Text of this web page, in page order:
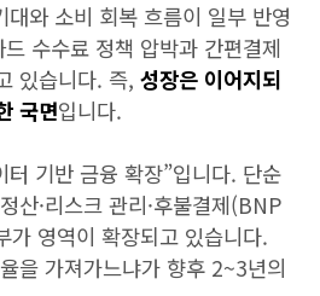
와 소비 회복 흐름이 일부 반영
수수료 정책 압박과 간편결제
있습니다. 즉, 성장은 이어지되
국면입니다.
터 기반 금융 확장”입니다. 단순
산·리스크 관리·후불결제(BNP
가 영역이 확장되고 있습니다.
을 가져가느냐가 향후 2~3년의